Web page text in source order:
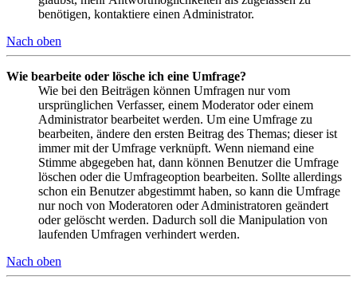
benötigen, kontaktiere einen Administrator.
Nach oben
Wie bearbeite oder lösche ich eine Umfrage?
Wie bei den Beiträgen können Umfragen nur vom
ursprünglichen Verfasser, einem Moderator oder einem
Administrator bearbeitet werden. Um eine Umfrage zu
bearbeiten, ändere den ersten Beitrag des Themas; dieser ist
immer mit der Umfrage verknüpft. Wenn niemand eine
Stimme abgegeben hat, dann können Benutzer die Umfrage
löschen oder die Umfrageoption bearbeiten. Sollte allerdings
schon ein Benutzer abgestimmt haben, so kann die Umfrage
nur noch von Moderatoren oder Administratoren geändert
oder gelöscht werden. Dadurch soll die Manipulation von
laufenden Umfragen verhindert werden.
Nach oben